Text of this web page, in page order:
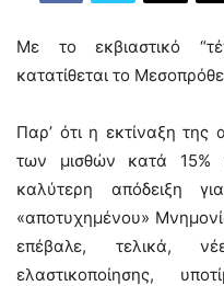
Με το εκβιαστικό
κατατίθεται το
Παρ’ ότι η εκτίναξη της
των μισθών κατά 15%
καλύτερη απόδειξη
«αποτυχημένου»
επέβαλε, τελικά,
ελαστικοποίησης,